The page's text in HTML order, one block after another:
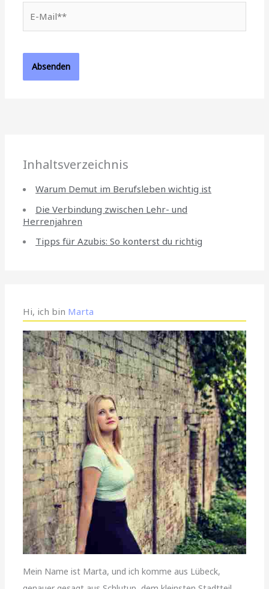
Mail**
Inhaltsverzeichnis
Warum Demut im Berufsleben wichtig ist
Die Verbindung zwischen Lehr- und
Herrenjahren
Tipps für Azubis: So konterst du richtig
Hi, ich bin Marta
Mein Name ist Marta, und ich komme aus Lübeck,